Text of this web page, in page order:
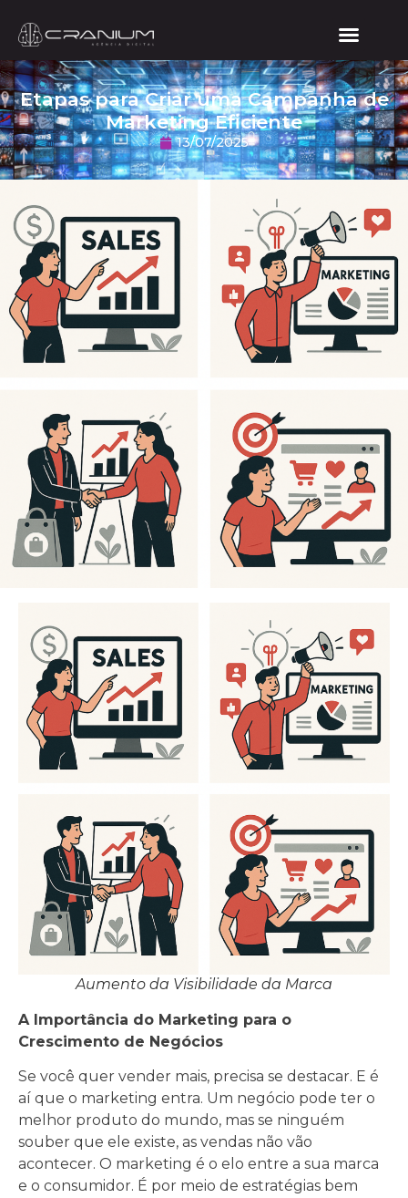
Etapas para Criar uma Campanha de
Marketing Eficiente
13/07/2025
Aumento da Visibilidade da Marca
A Importância do Marketing para o
Crescimento de Negócios
Se você quer vender mais, precisa se destacar. E é
aí que o marketing entra. Um negócio pode ter o
melhor produto do mundo, mas se ninguém
souber que ele existe, as vendas não vão
acontecer. O marketing é o elo entre a sua marca
e o consumidor. É por meio de estratégias bem